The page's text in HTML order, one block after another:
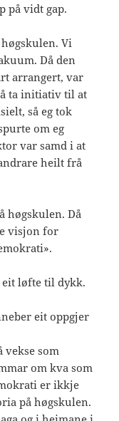
på vidt gap.
Vi
Då den
arrangert, var
ta initiativ til at
så eg tok
om eg
var samd i at
heilt frå
høgskulen. Då
visjon for
eit løfte til dykk.
eit oppgjer
vekse som
om kva som
er ikkje
på høgskulen.